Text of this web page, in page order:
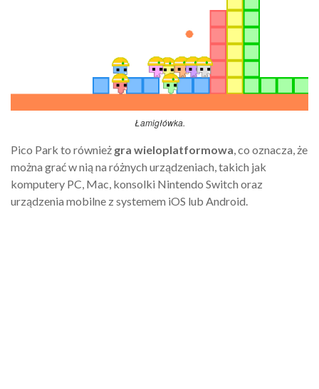
Łamigłówka.
Pico Park to również gra wieloplatformowa, co oznacza, że
można grać w nią na różnych urządzeniach, takich jak
komputery PC, Mac, konsolki Nintendo Switch oraz
urządzenia mobilne z systemem iOS lub Android.